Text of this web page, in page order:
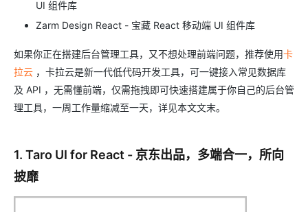
UI 组件库
Zarm Design React - 宝藏 React 移动端 UI 组件库
如果你正在搭建后台管理工具，又不想处理前端问题，推荐使用卡
拉云 ，卡拉云是新一代低代码开发工具，可一键接入常见数据库
及 API ，无需懂前端，仅需拖拽即可快速搭建属于你自己的后台管
理工具，一周工作量缩减至一天，详见本文文末。
1. Taro UI for React - 京东出品，多端合一，所向
披靡